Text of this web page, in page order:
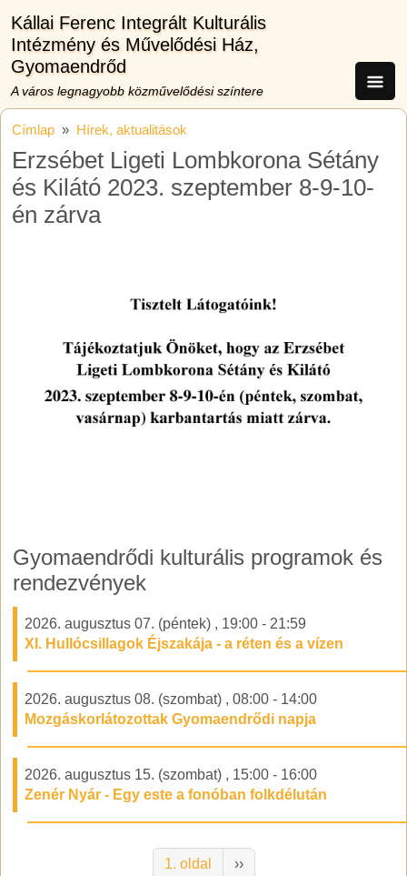
Kállai Ferenc Integrált Kulturális
Intézmény és Művelődési Ház,
Gyomaendrőd
A város legnagyobb közművelődési színtere
Címlap Hírek, aktualitások
Erzsébet Ligeti Lombkorona Sétány
és Kilátó 2023. szeptember 8-9-10-
én zárva
Gyomaendrődi kulturális programok és
rendezvények
2026. augusztus 07. (péntek) , 19:00 - 21:59
XI. Hullócsillagok Éjszakája - a réten és a vízen
2026. augusztus 08. (szombat) , 08:00 - 14:00
Mozgáskorlátozottak Gyomaendrődi napja
2026. augusztus 15. (szombat) , 15:00 - 16:00
Zenér Nyár - Egy este a fonóban folkdélután
1. oldal
Következő oldal
››